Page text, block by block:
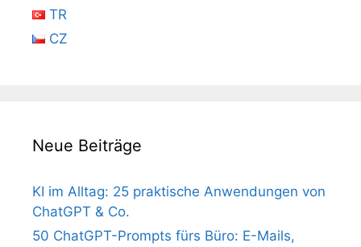
TR
CZ
Neue Beiträge
KI im Alltag: 25 praktische Anwendungen von
ChatGPT & Co.
50 ChatGPT-Prompts fürs Büro: E-Mails,